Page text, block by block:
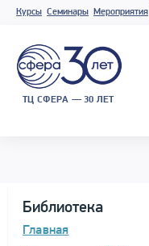
Курсы Семинары Мероприятия
ТЦ СФЕРА — 30 ЛЕТ
Библиотека
Главная